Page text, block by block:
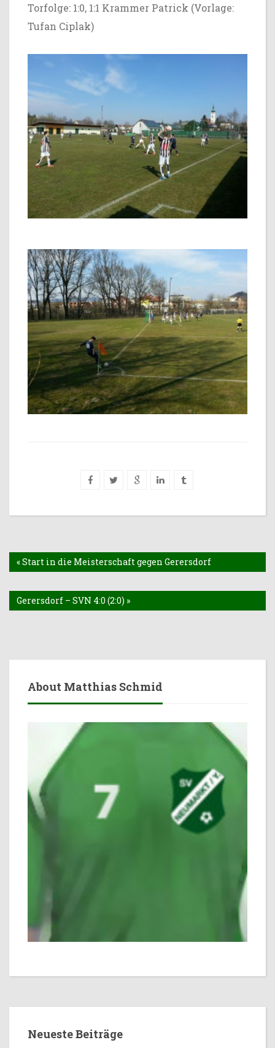
Torfolge: 1:0, 1:1 Krammer Patrick (Vorlage:
Tufan Ciplak)
« Start in die Meisterschaft gegen Gerersdorf
Gerersdorf – SVN 4:0 (2:0) »
About Matthias Schmid
Neueste Beiträge